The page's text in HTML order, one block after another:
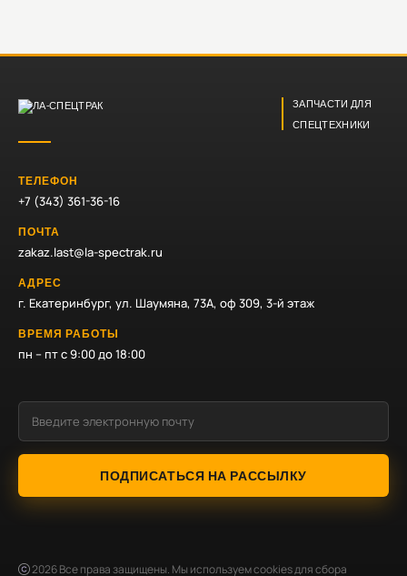
ЗАПЧАСТИ ДЛЯ
СПЕЦТЕХНИКИ
ТЕЛЕФОН
+7 (343) 361-36-16
ПОЧТА
zakaz.last@la-spectrak.ru
АДРЕС
г. Екатеринбург, ул. Шаумяна, 73А, оф 309, 3-й этаж
ВРЕМЯ РАБОТЫ
пн – пт с 9:00 до 18:00
ПОДПИСАТЬСЯ НА РАССЫЛКУ
2026Все права защищены. Мы используем cookies для сбора